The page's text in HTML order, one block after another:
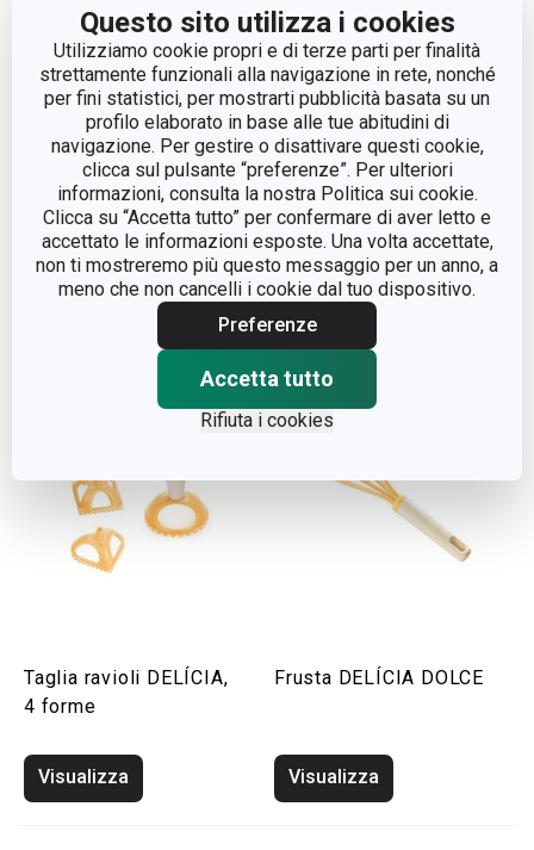
Questo sito utilizza i cookies
Utilizziamo cookie propri e di terze parti per finalità
strettamente funzionali alla navigazione in rete, nonché
per fini statistici, per mostrarti pubblicità basata su un
profilo elaborato in base alle tue abitudini di
navigazione. Per gestire o disattivare questi cookie,
clicca sul pulsante “preferenze”. Per ulteriori
informazioni, consulta la nostra Politica sui cookie.
Clicca su “Accetta tutto” per confermare di aver letto e
accettato le informazioni esposte. Una volta accettate,
non ti mostreremo più questo messaggio per un anno, a
meno che non cancelli i cookie dal tuo dispositivo.
Preferenze
Accetta tutto
Rifiuta i cookies
Forma ciambelle con
pinza per intingerle
DELÍCIA
Visualizza
Stampi per frittelle
DELÍCIA, 4 pz
Visualizza
Taglia ravioli DELÍCIA,
4 forme
Visualizza
Frusta DELÍCIA DOLCE
Visualizza